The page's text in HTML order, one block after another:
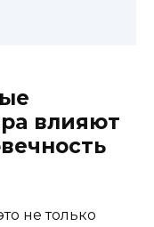
влияют
не только